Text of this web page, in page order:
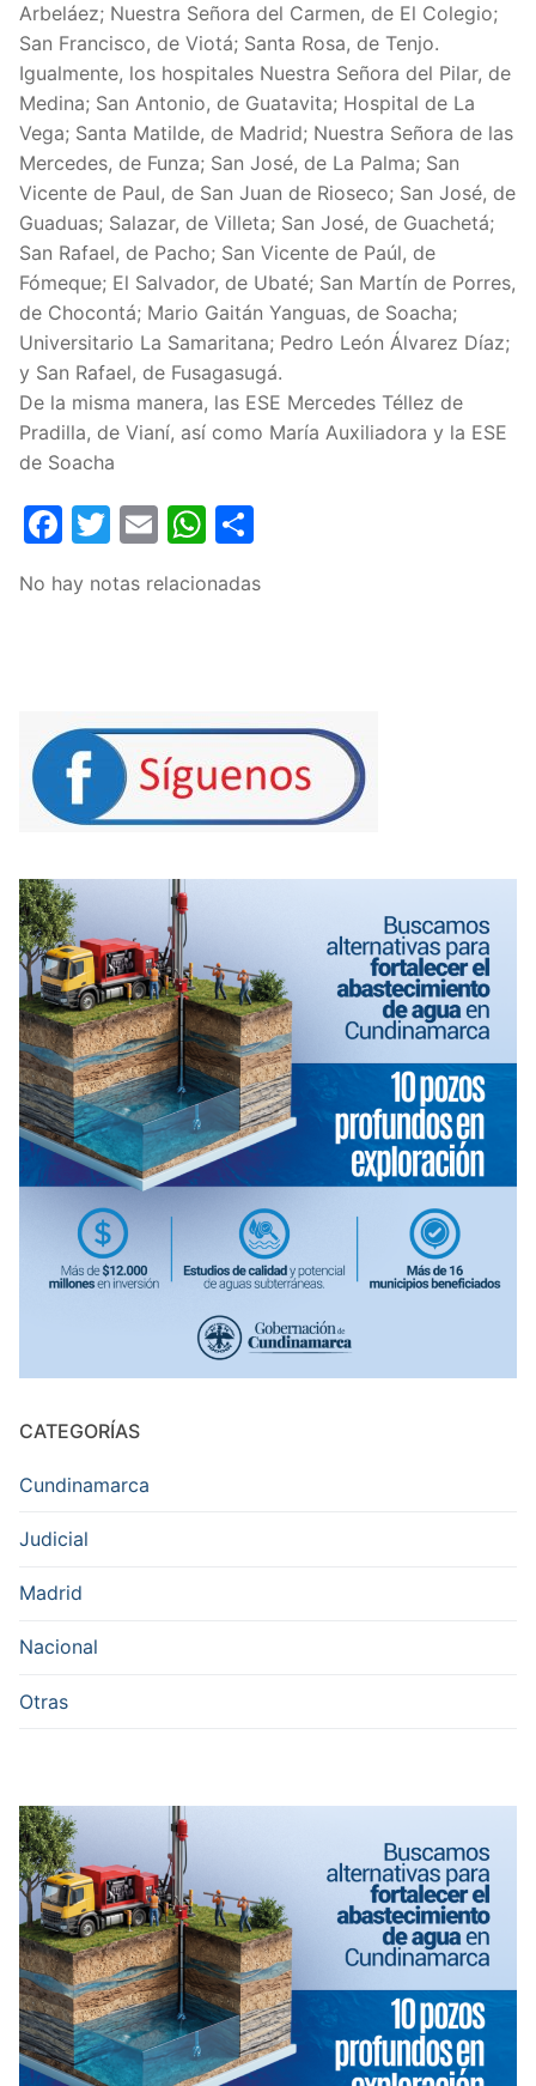
Arbeláez; Nuestra Señora del Carmen, de El Colegio;
San Francisco, de Viotá; Santa Rosa, de Tenjo.
Igualmente, los hospitales Nuestra Señora del Pilar, de
Medina; San Antonio, de Guatavita; Hospital de La
Vega; Santa Matilde, de Madrid; Nuestra Señora de las
Mercedes, de Funza; San José, de La Palma; San
Vicente de Paul, de San Juan de Rioseco; San José, de
Guaduas; Salazar, de Villeta; San José, de Guachetá;
San Rafael, de Pacho; San Vicente de Paúl, de
Fómeque; El Salvador, de Ubaté; San Martín de Porres,
de Chocontá; Mario Gaitán Yanguas, de Soacha;
Universitario La Samaritana; Pedro León Álvarez Díaz;
y San Rafael, de Fusagasugá.
De la misma manera, las ESE Mercedes Téllez de
Pradilla, de Vianí, así como María Auxiliadora y la ESE
de Soacha
Facebook
Twitter
EmailWhatsApp
No hay notas relacionadas
CATEGORÍAS
Cundinamarca
Judicial
Madrid
Nacional
Otras